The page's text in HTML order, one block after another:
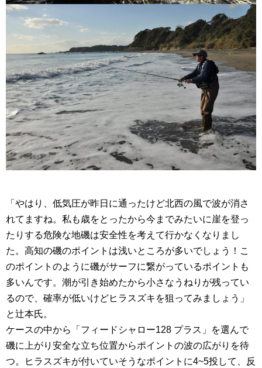
「やはり、低気圧が昨日に通ったけど北西の風で波が消さ
れてますね。私も歳をとったから今までみたいに崖を登っ
たりする危険な地磯は安全性を考えて行かなくなりまし
た。高知の磯のポイントは浅いところが多いでしょう！こ
のポイントのように磯がサーフに繋がっているポイントも
多いんです。潮が引き始めたから小さなうねりが残ってい
るので、確率が低いけどヒラスズキを狙ってみましょう」
と辻本氏。
ケースの中から「フィードシャロー128 プラス」を選んで
磯に上がり安全な立ち位置からポイントの波の広がりを待
つ。ヒラスズキが付いていそうなポイントに4~5投して、反